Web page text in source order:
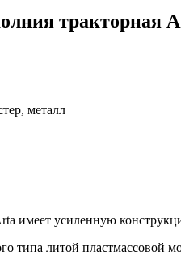
тракторная
металл
имеет усиленную
типа литой пластмассовой